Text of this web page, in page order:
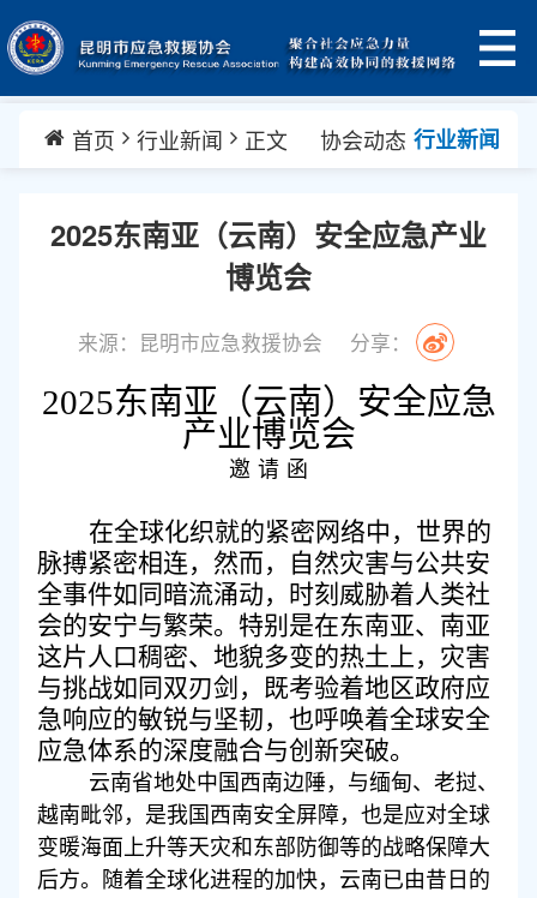
首页 行业新闻 正文 协会动态 行业新闻
2025东南亚（云南）安全应急产业
博览会
来源：昆明市应急救援协会 分享：
2025东南亚（云南）安全应急
产业博览会
邀 请 函
在全球化织就的紧密网络中，世界的
脉搏紧密相连，然而，自然灾害与公共安
全事件如同暗流涌动，时刻威胁着人类社
会的安宁与繁荣。特别是在东南亚、南亚
这片人口稠密、地貌多变的热土上，灾害
与挑战如同双刃剑，既考验着地区政府应
急响应的敏锐与坚韧，也呼唤着全球安全
应急体系的深度融合与创新突破。
云南省地处中国西南边陲，与缅甸、老挝、
越南毗邻，是我国西南安全屏障，也是应对全球
变暖海面上升等天灾和东部防御等的战略保障大
后方。随着全球化进程的加快，云南已由昔日的